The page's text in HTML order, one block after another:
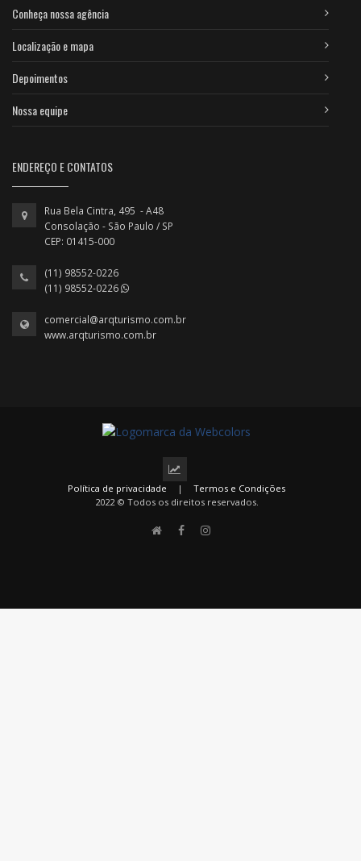
Conheça nossa agência
Localização e mapa
Depoimentos
Nossa equipe
ENDEREÇO E CONTATOS
Rua Bela Cintra, 495 - A48
Consolação - São Paulo / SP
CEP: 01415-000
(11) 98552-0226
(11) 98552-0226
comercial@arqturismo.com.br
www.arqturismo.com.br
Política de privacidade |
Termos e Condições
2022 © Todos os direitos reservados.